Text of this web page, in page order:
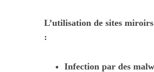
L’utilisation de sites
:
Infection par des